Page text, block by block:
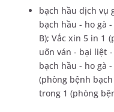
bạch hầu dịch vụ
bạch hầu - ho gà
B); Vắc xin 5 in 1
uốn ván - bại liệt
bạch hầu - ho gà
(phòng bệnh
trong 1 (phòng